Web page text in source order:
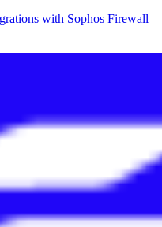
with Sophos Firewall